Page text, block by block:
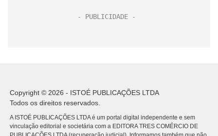
Copyright © 2026 - ISTOÉ PUBLICAÇÕES LTDA
Todos os direitos reservados.
A ISTOÉ PUBLICAÇÕES LTDA é um portal digital independente e sem
vinculação editorial e societária com a EDITORA TRES COMÉRCIO DE